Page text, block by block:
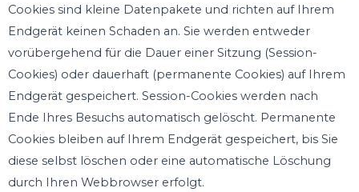
Cookies sind kleine Datenpakete und richten auf Ihrem
Endgerät keinen Schaden an. Sie werden entweder
vorübergehend für die Dauer einer Sitzung (Session-
Cookies) oder dauerhaft (permanente Cookies) auf Ihrem
Endgerät gespeichert. Session-Cookies werden nach
Ende Ihres Besuchs automatisch gelöscht. Permanente
Cookies bleiben auf Ihrem Endgerät gespeichert, bis Sie
diese selbst löschen oder eine automatische Löschung
durch Ihren Webbrowser erfolgt.